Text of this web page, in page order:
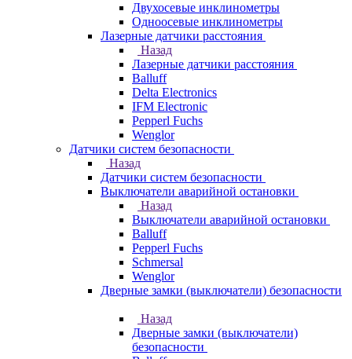
Двухосевые инклинометры
Одноосевые инклинометры
Лазерные датчики расстояния
Назад
Лазерные датчики расстояния
Balluff
Delta Electronics
IFM Electronic
Pepperl Fuchs
Wenglor
Датчики систем безопасности
Назад
Датчики систем безопасности
Выключатели аварийной остановки
Назад
Выключатели аварийной остановки
Balluff
Pepperl Fuchs
Schmersal
Wenglor
Дверные замки (выключатели) безопасности
Назад
Дверные замки (выключатели)
безопасности